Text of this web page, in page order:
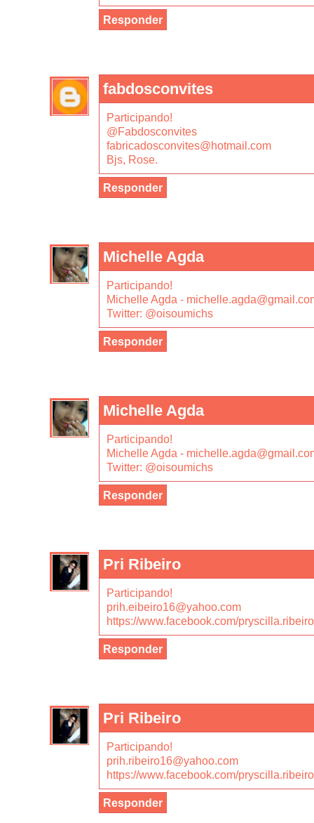
Responder
fabdosconvites
Participando!
@Fabdosconvites
fabricadosconvites@hotmail.com
Bjs, Rose.
Responder
Michelle Agda
Participando!
Michelle Agda -
Twitter: @oisoumichs
Responder
Michelle Agda
Participando!
Michelle Agda -
Twitter: @oisoumichs
Responder
Pri Ribeiro
Participando!
prih.eibeiro16@yahoo.com
https://www.facebook.com/
Responder
Pri Ribeiro
Participando!
prih.ribeiro16@yahoo.com
https://www.facebook.com/pryscilla.ribeiro
Responder